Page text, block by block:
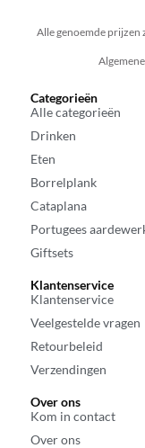
Alle genoemde prijzen
Categorieën
Alle categorieën
Drinken
Eten
Borrelplank
Cataplana
Portugees
Giftsets
Klantenservice
Klantenservice
Veelgestelde vragen
Retourbeleid
Verzendingen
Over ons
Kom in contact
Over ons